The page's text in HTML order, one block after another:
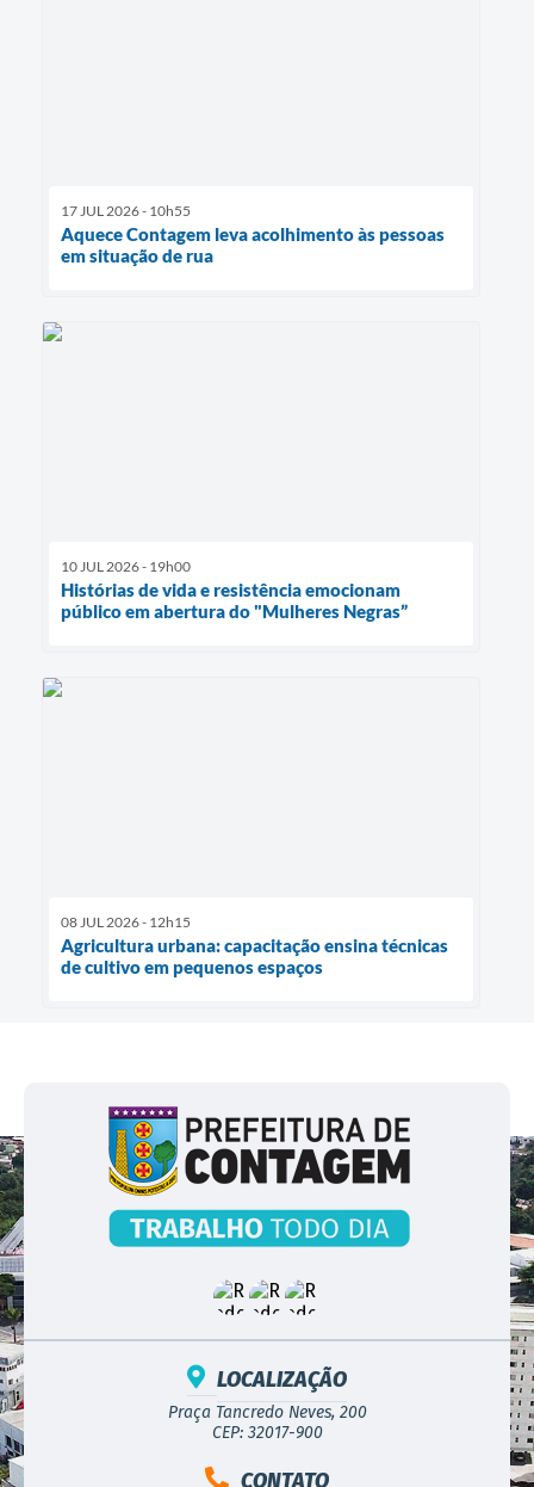
17 JUL 2026 - 10h55
Aquece Contagem leva acolhimento às pessoas
em situação de rua
10 JUL 2026 - 19h00
Histórias de vida e resistência emocionam
público em abertura do "Mulheres Negras”
08 JUL 2026 - 12h15
Agricultura urbana: capacitação ensina técnicas
de cultivo em pequenos espaços
LOCALIZAÇÃO
Praça Tancredo Neves, 200
CEP: 32017-900
CONTATO